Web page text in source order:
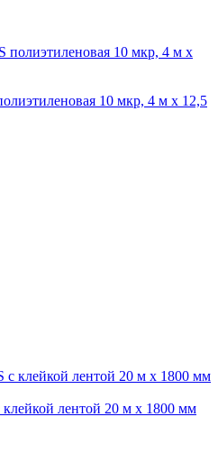
10 мкр, 4 м х 12,5
лентой 20 м х 1800 мм